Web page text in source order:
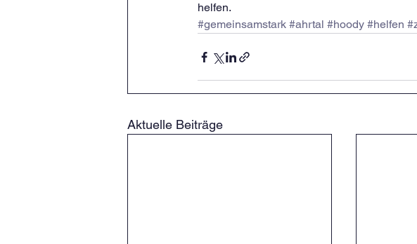
helfen.
#gemeinsamstark #ahrtal #hoody #helfen
Aktuelle Beiträge